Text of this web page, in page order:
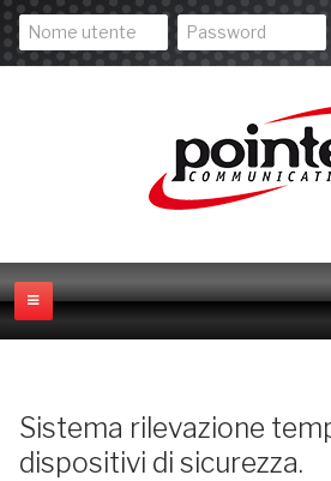
Sistema rilevazione
dispositivi di sicurezza.